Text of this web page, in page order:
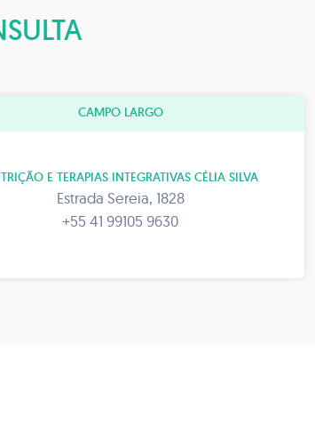
CAMPO LARGO
E TERAPIAS INTEGRATIVAS CÉLIA SILVA
Estrada Sereia, 1828
+55 41 99105 9630